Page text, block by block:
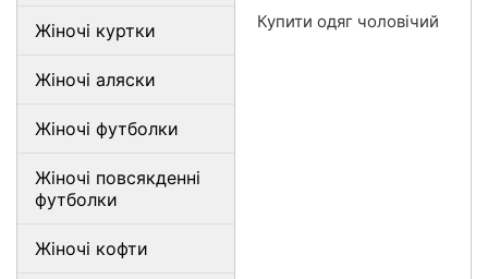
Жіночі куртки
Жіночі аляски
Жіночі футболки
Жіночі повсякденні
футболки
Жіночі кофти
Купити одяг чоловічий